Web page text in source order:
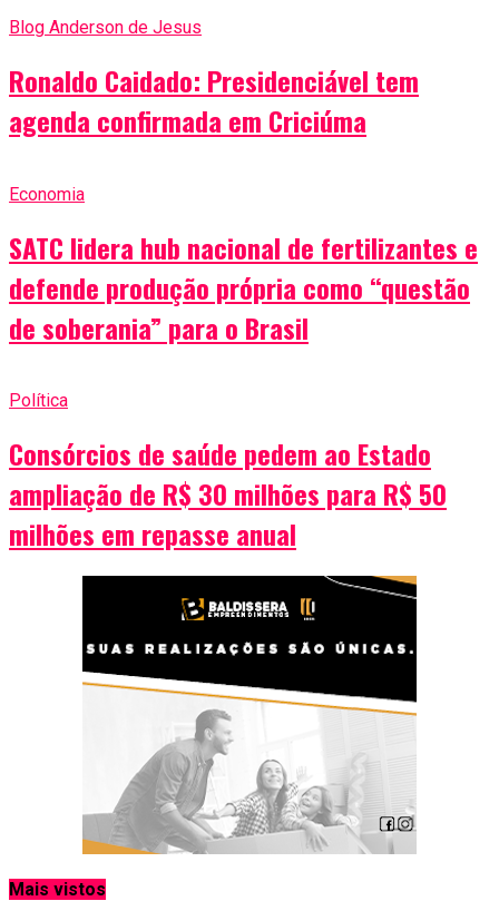
Blog Anderson de Jesus
Ronaldo Caidado: Presidenciável tem
agenda confirmada em Criciúma
Economia
SATC lidera hub nacional de fertilizantes e
defende produção própria como “questão
de soberania” para o Brasil
Política
Consórcios de saúde pedem ao Estado
ampliação de R$ 30 milhões para R$ 50
milhões em repasse anual
Mais vistos